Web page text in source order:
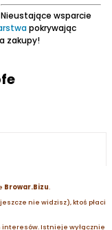
Nieustające wsparcie
pokrywając
zakupy!
Browar.Bizu.
nie widzisz), ktoś płaci
interesów. Istnieje wyłącznie